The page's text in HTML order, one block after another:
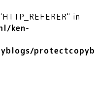
in
ken-
protectcopyb